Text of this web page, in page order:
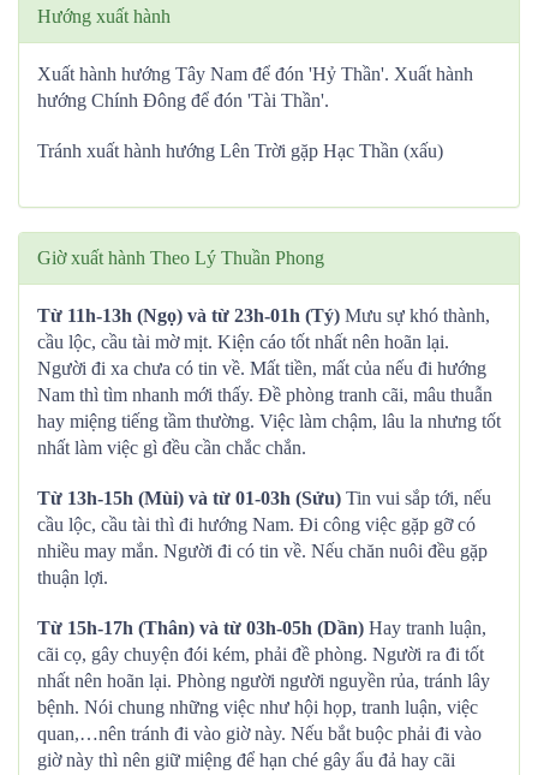
Hướng xuất hành
Xuất hành hướng Tây Nam để đón 'Hỷ Thần'. Xuất hành
hướng Chính Đông để đón 'Tài Thần'.
Tránh xuất hành hướng Lên Trời gặp Hạc Thần (xấu)
Giờ xuất hành Theo Lý Thuần Phong
Từ 11h-13h (Ngọ) và từ 23h-01h (Tý) Mưu sự khó thành,
cầu lộc, cầu tài mờ mịt. Kiện cáo tốt nhất nên hoãn lại.
Người đi xa chưa có tin về. Mất tiền, mất của nếu đi hướng
Nam thì tìm nhanh mới thấy. Đề phòng tranh cãi, mâu thuẫn
hay miệng tiếng tầm thường. Việc làm chậm, lâu la nhưng tốt
nhất làm việc gì đều cần chắc chắn.
Từ 13h-15h (Mùi) và từ 01-03h (Sửu) Tin vui sắp tới, nếu
cầu lộc, cầu tài thì đi hướng Nam. Đi công việc gặp gỡ có
nhiều may mắn. Người đi có tin về. Nếu chăn nuôi đều gặp
thuận lợi.
Từ 15h-17h (Thân) và từ 03h-05h (Dần) Hay tranh luận,
cãi cọ, gây chuyện đói kém, phải đề phòng. Người ra đi tốt
nhất nên hoãn lại. Phòng người người nguyền rủa, tránh lây
bệnh. Nói chung những việc như hội họp, tranh luận, việc
quan,…nên tránh đi vào giờ này. Nếu bắt buộc phải đi vào
giờ này thì nên giữ miệng để hạn ché gây ẩu đả hay cãi